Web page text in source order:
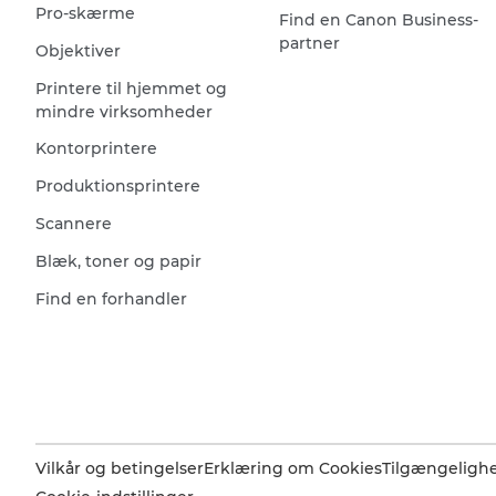
Pro-skærme
Objektiver
Printere til hjemmet og
mindre virksomheder
Kontorprintere
Produktionsprintere
Scannere
Blæk, toner og papir
Find en forhandler
Find en Canon Business-
partner
Vilkår og betingelserErklæring om Cookies